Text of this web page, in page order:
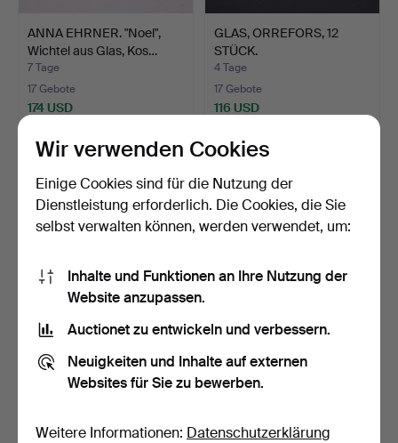
ANNA EHRNER. "Noel",
Wichtel aus Glas, Kos…
7 Tage
17 Gebote
174 USD
GLAS, ORREFORS, 12
STÜCK.
4 Tage
17 Gebote
116 USD
SELTERGLÄSER, 12 Stk.,
1 Tag
17 Gebote
KJELL ENGMAN.
9 Tage
17 Gebote
Wir verwenden Cookies
Einige Cookies sind für die Nutzung der
Dienstleistung erforderlich. Die Cookies, die Sie
selbst verwalten können, werden verwendet, um:
Inhalte und Funktionen an Ihre Nutzung der
Website anzupassen.
Auctionet zu entwickeln und verbessern.
Neuigkeiten und Inhalte auf externen
Websites für Sie zu bewerben.
Weitere Informationen: Datenschutzerklärung